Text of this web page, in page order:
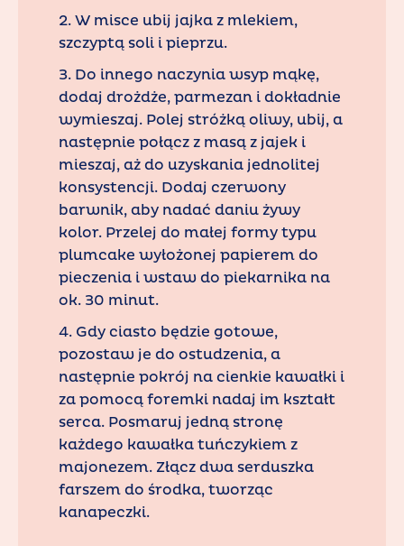
2. W misce ubij jajka z mlekiem,
szczyptą soli i pieprzu.
3. Do innego naczynia wsyp mąkę,
dodaj drożdże, parmezan i dokładnie
wymieszaj. Polej stróżką oliwy, ubij, a
następnie połącz z masą z jajek i
mieszaj, aż do uzyskania jednolitej
konsystencji. Dodaj czerwony
barwnik, aby nadać daniu żywy
kolor. Przelej do małej formy typu
plumcake wyłożonej papierem do
pieczenia i wstaw do piekarnika na
ok. 30 minut.
4. Gdy ciasto będzie gotowe,
pozostaw je do ostudzenia, a
następnie pokrój na cienkie kawałki i
za pomocą foremki nadaj im kształt
serca. Posmaruj jedną stronę
każdego kawałka tuńczykiem z
majonezem. Złącz dwa serduszka
farszem do środka, tworząc
kanapeczki.